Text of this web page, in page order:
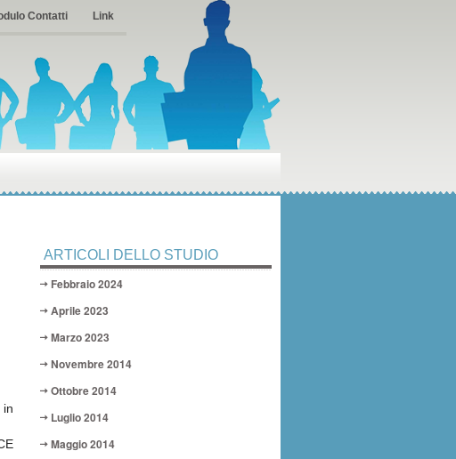
Contatti Link
in
ARTICOLI DELLO STUDIO
Febbraio 2024
Aprile 2023
Marzo 2023
Novembre 2014
Ottobre 2014
Luglio 2014
Maggio 2014